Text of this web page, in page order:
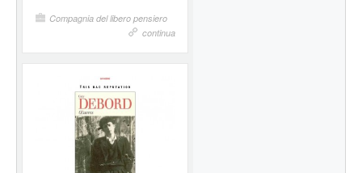
Compagnia del libero pensiero
continua